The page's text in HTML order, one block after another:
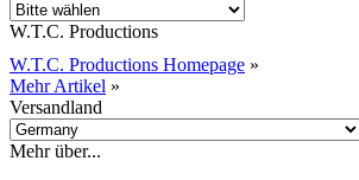
W.T.C. Productions
W.T.C. Productions Homepage »
Mehr Artikel »
Versandland
Mehr über...